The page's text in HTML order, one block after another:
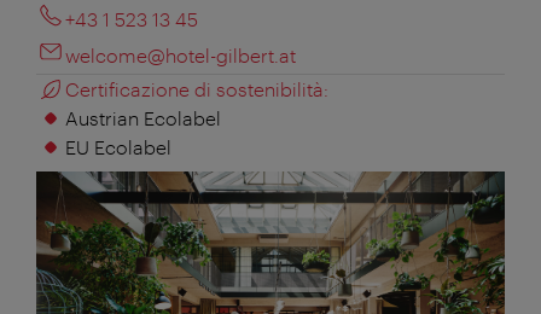
+43 1 523 13 45
welcome@hotel-gilbert.at
Certificazione di sostenibilità:
Austrian Ecolabel
EU Ecolabel